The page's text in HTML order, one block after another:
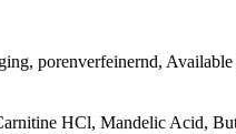
porenverfeinernd, Available
HCl, Mandelic Acid,